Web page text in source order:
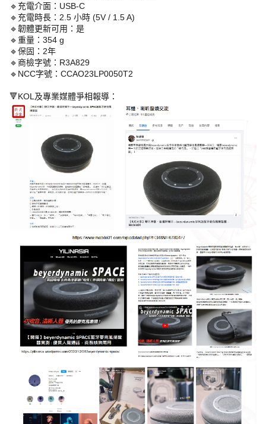
🔹充電介面：USB-C
🔹充電時長：2.5 小時 (5V / 1.5 A)
🔹韌體更新可用：是
🔹重量：354 g
🔹保固：2年
🔹商檢字號：R3A829
🔹NCC字號：CCAO23LP0050T2
🔻KOL及專業媒體爭相報導：